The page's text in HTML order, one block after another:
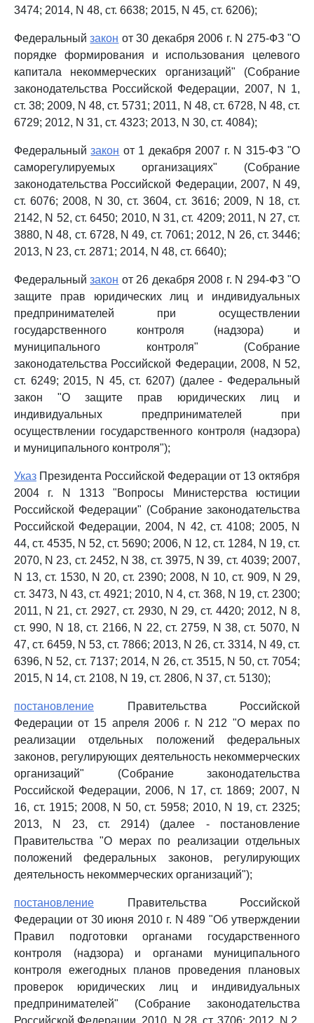
3474; 2014, N 48, ст. 6638; 2015, N 45, ст. 6206);
Федеральныйзакон от 30 декабря 2006 г. N 275-ФЗ "О
порядке формирования и использования целевого
капитала некоммерческих организаций" (Собрание
законодательства Российской Федерации, 2007, N 1,
ст. 38; 2009, N 48, ст. 5731; 2011, N 48, ст. 6728, N 48, ст.
6729; 2012, N 31, ст. 4323; 2013, N 30, ст. 4084);
Федеральныйзакон от 1 декабря 2007 г. N 315-ФЗ "О
саморегулируемых организациях" (Собрание
законодательства Российской Федерации, 2007, N 49,
ст. 6076; 2008, N 30, ст. 3604, ст. 3616; 2009, N 18, ст.
2142, N 52, ст. 6450; 2010, N 31, ст. 4209; 2011, N 27, ст.
3880, N 48, ст. 6728, N 49, ст. 7061; 2012, N 26, ст. 3446;
2013, N 23, ст. 2871; 2014, N 48, ст. 6640);
Федеральныйзакон от 26 декабря 2008 г. N 294-ФЗ "О
защите прав юридических лиц и индивидуальных
предпринимателей при осуществлении
государственного контроля (надзора) и
муниципального контроля" (Собрание
законодательства Российской Федерации, 2008, N 52,
ст. 6249; 2015, N 45, ст. 6207) (далее - Федеральный
закон "О защите прав юридических лиц и
индивидуальных предпринимателей при
осуществлении государственного контроля (надзора)
и муниципального контроля");
Указ Президента Российской Федерации от 13 октября
2004 г. N 1313 "Вопросы Министерства юстиции
Российской Федерации" (Собрание законодательства
Российской Федерации, 2004, N 42, ст. 4108; 2005, N
44, ст. 4535, N 52, ст. 5690; 2006, N 12, ст. 1284, N 19, ст.
2070, N 23, ст. 2452, N 38, ст. 3975, N 39, ст. 4039; 2007,
N 13, ст. 1530, N 20, ст. 2390; 2008, N 10, ст. 909, N 29,
ст. 3473, N 43, ст. 4921; 2010, N 4, ст. 368, N 19, ст. 2300;
2011, N 21, ст. 2927, ст. 2930, N 29, ст. 4420; 2012, N 8,
ст. 990, N 18, ст. 2166, N 22, ст. 2759, N 38, ст. 5070, N
47, ст. 6459, N 53, ст. 7866; 2013, N 26, ст. 3314, N 49, ст.
6396, N 52, ст. 7137; 2014, N 26, ст. 3515, N 50, ст. 7054;
2015, N 14, ст. 2108, N 19, ст. 2806, N 37, ст. 5130);
постановление Правительства Российской
Федерации от 15 апреля 2006 г. N 212 "О мерах по
реализации отдельных положений федеральных
законов, регулирующих деятельность некоммерческих
организаций" (Собрание законодательства
Российской Федерации, 2006, N 17, ст. 1869; 2007, N
16, ст. 1915; 2008, N 50, ст. 5958; 2010, N 19, ст. 2325;
2013, N 23, ст. 2914) (далее - постановление
Правительства "О мерах по реализации отдельных
положений федеральных законов, регулирующих
деятельность некоммерческих организаций");
постановление Правительства Российской
Федерации от 30 июня 2010 г. N 489 "Об утверждении
Правил подготовки органами государственного
контроля (надзора) и органами муниципального
контроля ежегодных планов проведения плановых
проверок юридических лиц и индивидуальных
предпринимателей" (Собрание законодательства
Российской Федерации, 2010, N 28, ст. 3706; 2012, N 2,